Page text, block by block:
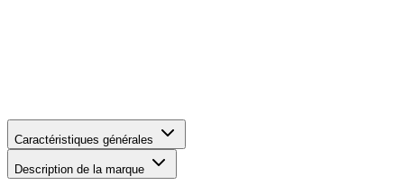
Caractéristiques générales
Description de la marque